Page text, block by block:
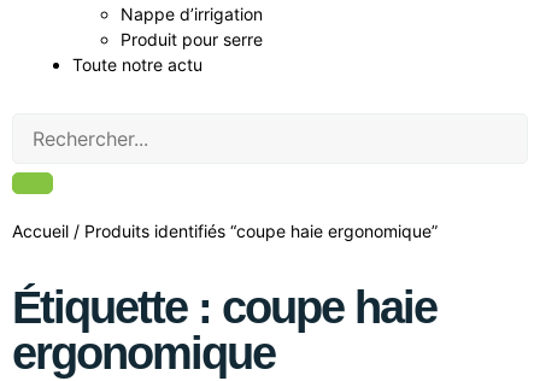
Nappe d’irrigation
Produit pour serre
Toute notre actu
Accueil / Produits identifiés “coupe haie ergonomique”
Étiquette : coupe haie
ergonomique